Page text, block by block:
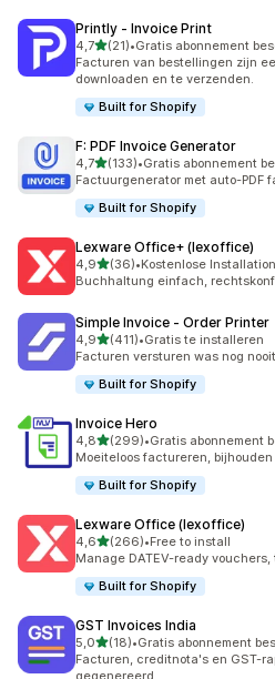
Printly ‑ Invoice Print
4,7van 5 sterren
(21)
21 recensies in totaal
•Gratis abonnement
Facturen van bestellingen zijn
downloaden en te verzenden.
Built for Shopify
F: PDF Invoice Generator
4,7van 5 sterren
(133)
133 recensies in totaal
•Gratis abonnement
Factuurgenerator met auto-PDF
Built for Shopify
Lexware Office+ (lexoffice)
4,9van 5 sterren
(36)
36 recensies in totaal
•Kostenlose Installation
Buchhaltung einfach,
Simple Invoice ‑ Order Printer
4,9van 5 sterren
(411)
411 recensies in totaal
•Gratis te installeren
Facturen versturen was nog
Built for Shopify
Invoice Hero
4,8van 5 sterren
(299)
299 recensies in totaal
•Gratis abonnement
Moeiteloos factureren,
Built for Shopify
Lexware Office (lexoffice)
4,6van 5 sterren
(266)
266 recensies in totaal
•Free to install
Manage DATEV-ready
Built for Shopify
GST Invoices India
5,0van 5 sterren
(18)
18 recensies in totaal
•Gratis abonnement
Facturen, creditnota's en GST-
gegenereerd